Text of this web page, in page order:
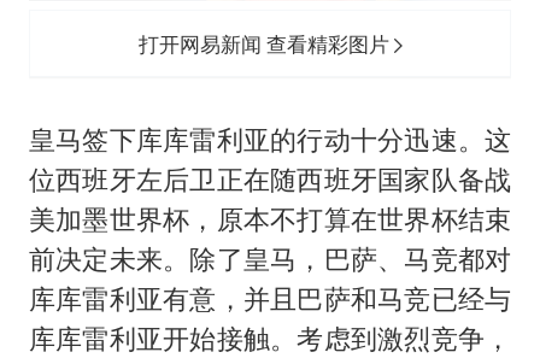
打开网易新闻 查看精彩图片
皇马签下库库雷利亚的行动十分迅速。这
位西班牙左后卫正在随西班牙国家队备战
美加墨世界杯，原本不打算在世界杯结束
前决定未来。除了皇马，巴萨、马竞都对
库库雷利亚有意，并且巴萨和马竞已经与
库库雷利亚开始接触。考虑到激烈竞争，